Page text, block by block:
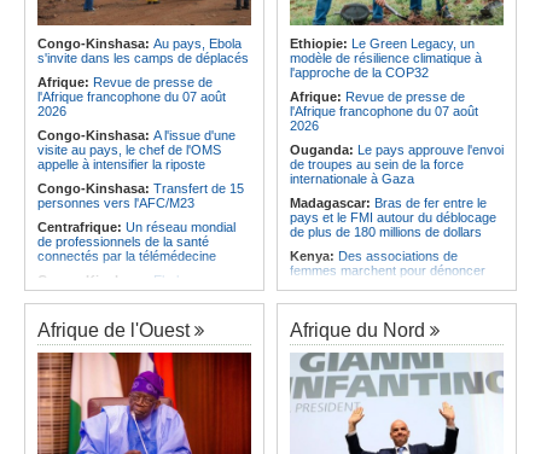
Afrique:L'Angola possède l'un des
régimes juridiques les plus complets
du continent
Afrique:AfroBasket U18 (F) - Le
Sénégal craque au 3e quart-temps
et s'incline face à la Tunisie (44-43)
Angola:La nouvelle loi renforce la
protection des institutions contre les
cyberattaques, selon Mário Oliveira
Angola:Le pays criminalise la
diffusion de fausses informations
sur Internet
Congo-Kinshasa: Au pays, Ebola
s'invite dans les camps de déplacés
Afrique: Revue de presse de
l'Afrique francophone du 07 août
2026
Congo-Kinshasa: A l'issue d'une
visite au pays, le chef de l'OMS
appelle à intensifier la riposte
Congo-Kinshasa: Transfert de 15
personnes vers l'AFC/M23
Centrafrique: Un réseau mondial
de professionnels de la santé
connectés par la télémédecine
Congo-Kinshasa: Ebola au pays -
Africa CDC mise sur les
communautés
Afrique Centrale:L'explosion de la
demande de viande de brousse
extermine la faune sauvage
Congo-Kinshasa:Après l'accord
avec une branche des FDLR, les
zones d'ombre persistent
Centrafrique: Un gendarme détenu
Ethiopie: Le Green Legacy, un
modèle de résilience climatique à
l'approche de la COP32
Afrique: Revue de presse de
l'Afrique francophone du 07 août
2026
Ouganda: Le pays approuve l'envoi
de troupes au sein de la force
internationale à Gaza
Madagascar: Bras de fer entre le
pays et le FMI autour du déblocage
de plus de 180 millions de dollars
Kenya: Des associations de
femmes marchent pour dénoncer
Afrique:La CEA renforce les
capacités des parlementaires de
l'Afrique de l'Est
Congo-Kinshasa:
Après l'accord
avec une branche des FDLR, les
zones d'ombre persistent
Sud-Soudan:
Le pays à la croisée
des chemins, alerte l'ONU
Afrique de l'Ouest Afrique du Nord